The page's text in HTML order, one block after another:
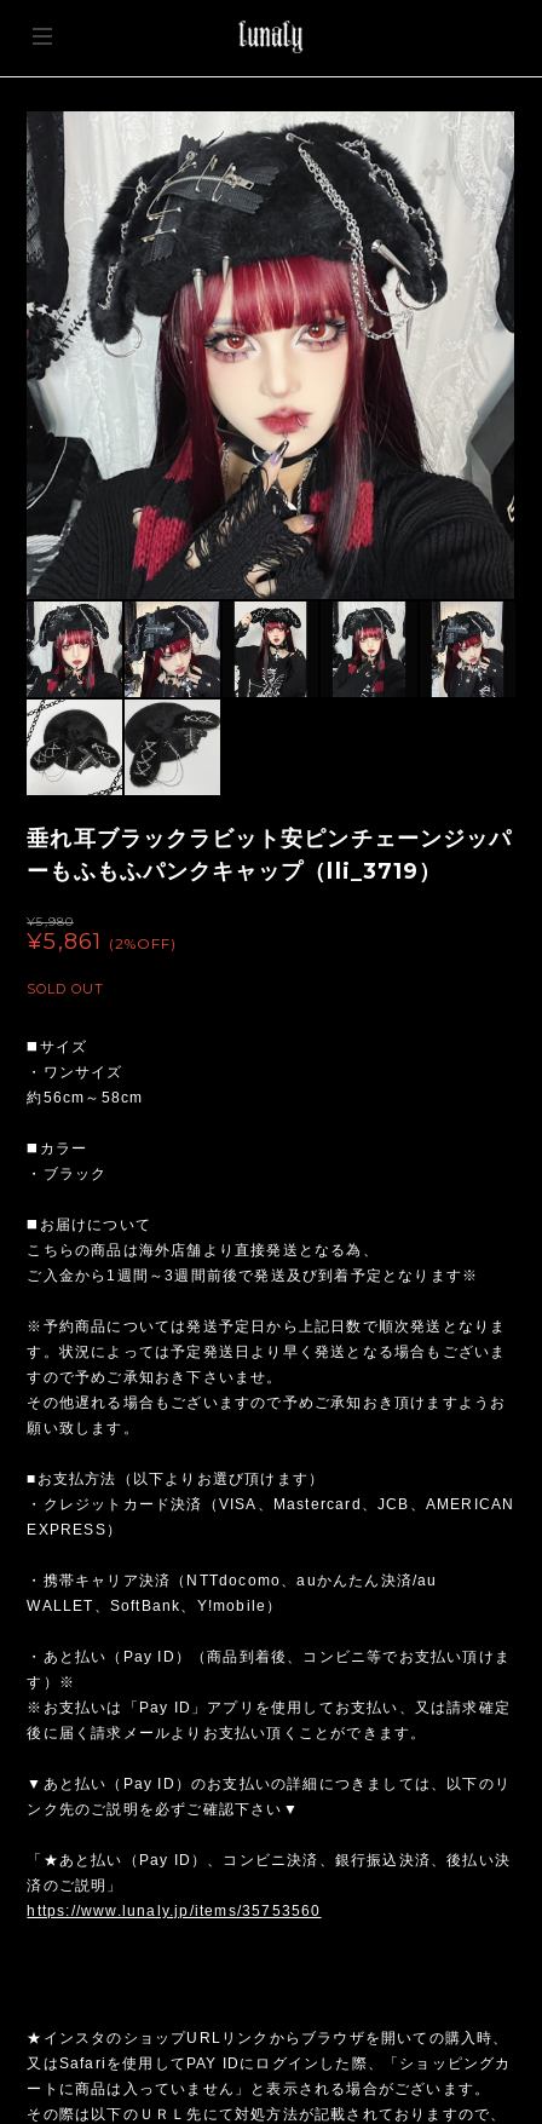
垂れ耳ブラックラビット安ピンチェーンジッパ
ーもふもふパンクキャップ（lli_3719）
¥5,980
¥5,861 (2%OFF)
SOLD OUT
◼️サイズ
・ワンサイズ
約56cm～58cm
◼️カラー
・ブラック
◼️お届けについて
こちらの商品は海外店舗より直接発送となる為、
ご入金から1週間～3週間前後で発送及び到着予定となります※
※予約商品については発送予定日から上記日数で順次発送となりま
す。状況によっては予定発送日より早く発送となる場合もございま
すので予めご承知おき下さいませ。
その他遅れる場合もございますので予めご承知おき頂けますようお
願い致します。
■お支払方法（以下よりお選び頂けます）
・クレジットカード決済（VISA、Mastercard、JCB、AMERICAN
EXPRESS）
・携帯キャリア決済（NTTdocomo、auかんたん決済/au
WALLET、SoftBank、Y!mobile）
・あと払い（Pay ID）（商品到着後、コンビニ等でお支払い頂けま
す）※
※お支払いは「Pay ID」アプリを使用してお支払い、又は請求確定
後に届く請求メールよりお支払い頂くことができます。
▼あと払い（Pay ID）のお支払いの詳細につきましては、以下のリ
ンク先のご説明を必ずご確認下さい▼
「★あと払い（Pay ID）、コンビニ決済、銀行振込決済、後払い決
済のご説明」
https://www.lunaly.jp/items/35753560
★インスタのショップURLリンクからブラウザを開いての購入時、
又はSafariを使用してPAY IDにログインした際、「ショッピングカ
ートに商品は入っていません」と表示される場合がございます。
その際は以下のＵＲＬ先にて対処方法が記載されておりますので、